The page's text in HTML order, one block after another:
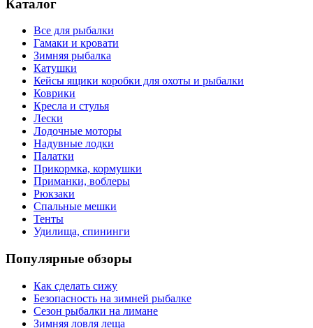
Каталог
Все для рыбалки
Гамаки и кровати
Зимняя рыбалка
Катушки
Кейсы ящики коробки для охоты и рыбалки
Коврики
Кресла и стулья
Лески
Лодочные моторы
Надувные лодки
Палатки
Прикормка, кормушки
Приманки, воблеры
Рюкзаки
Спальные мешки
Тенты
Удилища, спининги
Популярные обзоры
Как сделать сижу
Безопасность на зимней рыбалке
Сезон рыбалки на лимане
Зимняя ловля леща